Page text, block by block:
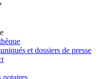
et dossiers de presse
notaires